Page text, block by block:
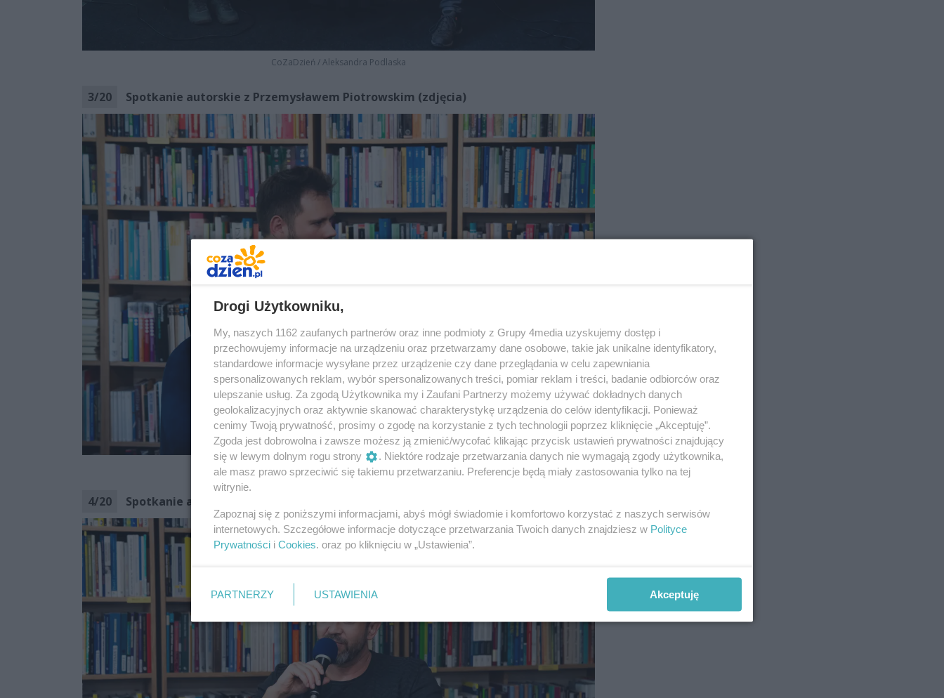
CoZaDzień /Aleksandra Podlaska
3/20 Spotkanie autorskie z Przemysławem Piotrowskim (zdjęcia)
CoZaDzień/Aleksandra Podlaska
4/20 Spotkanie autorskie z Przemysławem Piotrowskim (zdjęcia)
Drogi Użytkowniku,
My, naszych 1162 zaufanych partnerów oraz inne podmioty z Grupy 4media uzyskujemy dostęp i
przechowujemy informacje na urządzeniu oraz przetwarzamy dane osobowe, takie jak unikalne identyfikatory,
standardowe informacje wysyłane przez urządzenie czy dane przeglądania w celu zapewniania
spersonalizowanych reklam, wybór spersonalizowanych treści, pomiar reklam i treści, badanie odbiorców oraz
ulepszanie usług. Za zgodą Użytkownika my i Zaufani Partnerzy możemy używać dokładnych danych
geolokalizacyjnych oraz aktywnie skanować charakterystykę urządzenia do celów identyfikacji. Ponieważ
cenimy Twoją prywatność, prosimy o zgodę na korzystanie z tych technologii poprzez kliknięcie „Akceptuję”.
Zgoda jest dobrowolna i zawsze możesz ją zmienić/wycofać klikając przycisk ustawień prywatności znajdujący
się w lewym dolnym rogu strony
. Niektóre rodzaje przetwarzania danych nie wymagają zgody użytkownika,
ale masz prawo sprzeciwić się takiemu przetwarzaniu. Preferencje będą miały zastosowania tylko na tej
witrynie.
Zapoznaj się z poniższymi informacjami, abyś mógł świadomie i komfortowo korzystać z naszych serwisów
internetowych. Szczegółowe informacje dotyczące przetwarzania Twoich danych znajdziesz w Polityce
Prywatności i Cookies. oraz po kliknięciu w „Ustawienia”.
PARTNERZY USTAWIENIA Akceptuję